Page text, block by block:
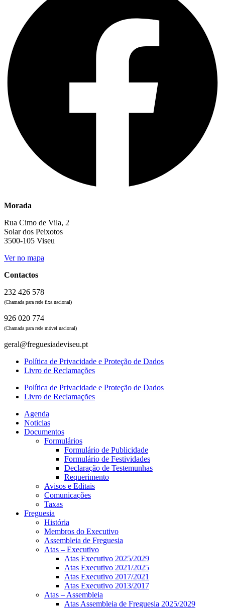
Morada
Rua Cimo de Vila, 2
Solar dos Peixotos
3500-105 Viseu
Ver no mapa
Contactos
232 426 578
(Chamada para rede fixa nacional)
926 020 774
(Chamada para rede móvel nacional)
geral@freguesiadeviseu.pt
Política de Privacidade e Proteção de Dados
Livro de Reclamações
Política de Privacidade e Proteção de Dados
Livro de Reclamações
Agenda
Noticias
Documentos
Formulários
Formulário de Publicidade
Formulário de Festividades
Declaração de Testemunhas
Requerimento
Avisos e Editais
Comunicações
Taxas
Freguesia
História
Membros do Executivo
Assembleia de Freguesia
Atas – Executivo
Atas Executivo 2025/2029
Atas Executivo 2021/2025
Atas Executivo 2017/2021
Atas Executivo 2013/2017
Atas – Assembleia
Atas Assembleia de Freguesia 2025/2029